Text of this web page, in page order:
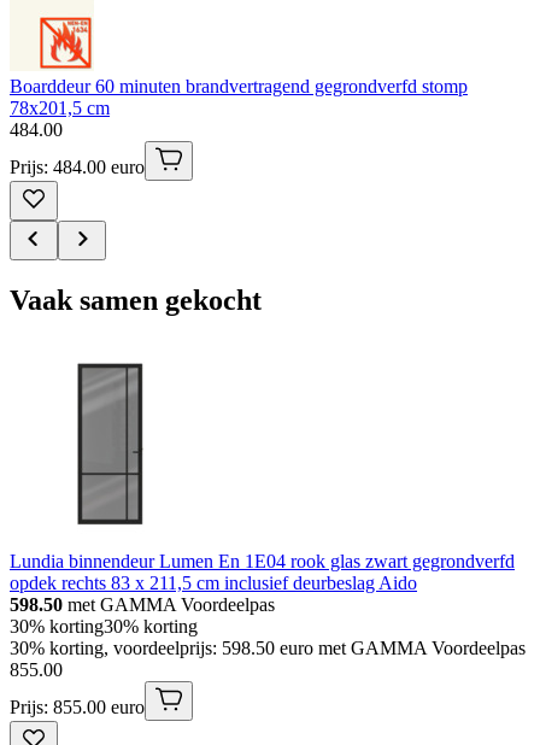
Boarddeur 60 minuten brandvertragend gegrondverfd stomp
78x201,5 cm
484.00
Prijs: 484.00 euro
Vaak samen gekocht
Lundia binnendeur Lumen En 1E04 rook glas zwart gegrondverfd
opdek rechts 83 x 211,5 cm inclusief deurbeslag Aido
598.50 met GAMMA Voordeelpas
30% korting30% korting
30% korting, voordeelprijs: 598.50 euro met GAMMA Voordeelpas
855.00
Prijs: 855.00 euro